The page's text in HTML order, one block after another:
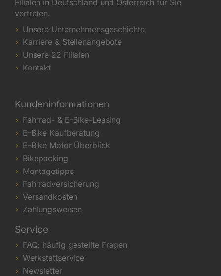
Filialen in Deutschland und Österreich für Sie
vertreten.
Unsere Unternehmensgeschichte
Karriere & Stellenangebote
Unsere 22 Filialen
Kontakt
Kundeninformationen
Fahrrad- & E-Bike-Leasing
E-Bike Kaufberatung
E-Bike Motor Überblick
Bikepacking
Montagetipps
Fahrradversicherung
Versandkosten
Zahlungsweisen
Service
FAQ: häufig gestellte Fragen
Werkstattservice
Newsletter